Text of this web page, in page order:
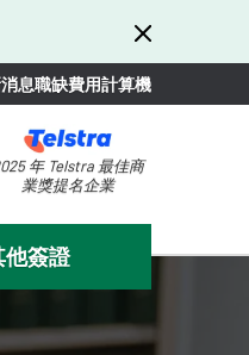
息職缺費用計算機
年 Telstra 最佳商
業獎提名企業
他簽證